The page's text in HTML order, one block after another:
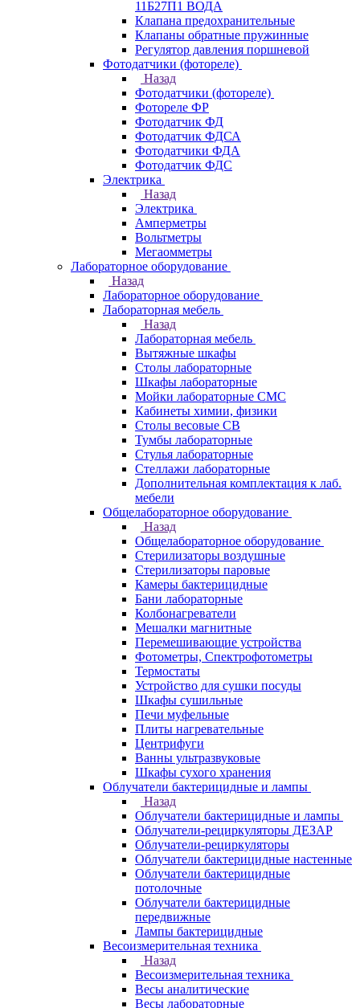
11Б27П1 ВОДА
Клапана предохранительные
Клапаны обратные пружинные
Регулятор давления поршневой
Фотодатчики (фотореле)
Назад
Фотодатчики (фотореле)
Фотореле ФР
Фотодатчик ФД
Фотодатчик ФДСА
Фотодатчики ФДА
Фотодатчик ФДС
Электрика
Назад
Электрика
Амперметры
Вольтметры
Мегаомметры
Лабораторное оборудование
Назад
Лабораторное оборудование
Лабораторная мебель
Назад
Лабораторная мебель
Вытяжные шкафы
Столы лабораторные
Шкафы лабораторные
Мойки лабораторные СМС
Кабинеты химии, физики
Столы весовые СВ
Тумбы лабораторные
Стулья лабораторные
Стеллажи лабораторные
Дополнительная комплектация к лаб.
мебели
Общелабораторное оборудование
Назад
Общелабораторное оборудование
Стерилизаторы воздушные
Стерилизаторы паровые
Камеры бактерицидные
Бани лабораторные
Колбонагреватели
Мешалки магнитные
Перемешивающие устройства
Фотометры, Спектрофотометры
Термостаты
Устройство для сушки посуды
Шкафы сушильные
Печи муфельные
Плиты нагревательные
Центрифуги
Ванны ультразвуковые
Шкафы сухого хранения
Облучатели бактерицидные и лампы
Назад
Облучатели бактерицидные и лампы
Облучатели-рециркуляторы ДЕЗАР
Облучатели-рециркуляторы
Облучатели бактерицидные настенные
Облучатели бактерицидные
потолочные
Облучатели бактерицидные
передвижные
Лампы бактерицидные
Весоизмерительная техника
Назад
Весоизмерительная техника
Весы аналитические
Весы лабораторные